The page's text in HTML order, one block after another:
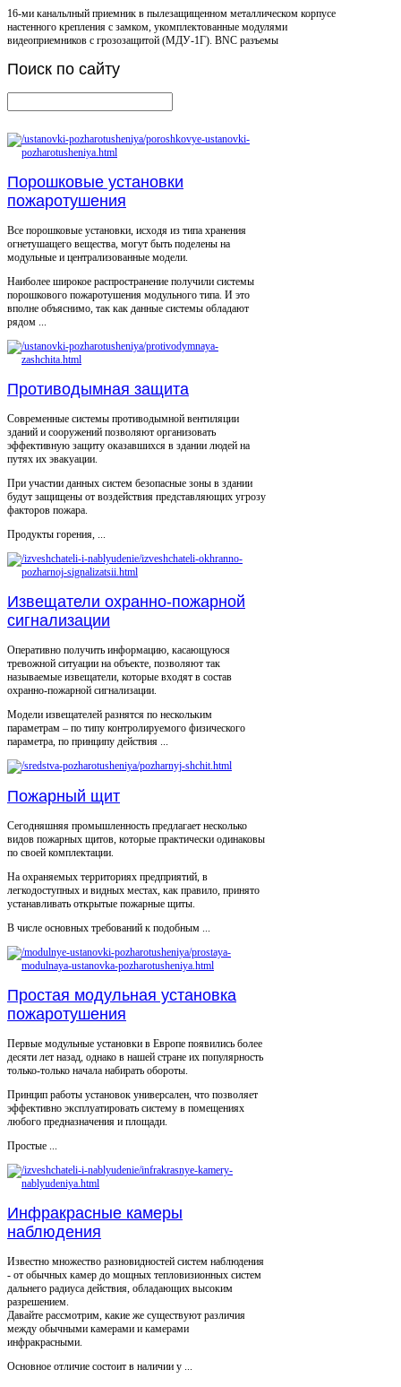
16-ми канальлный приемник в пылезащищенном металлическом корпусе
настенного крепления с замком, укомплектованные модулями
видеоприемников с грозозащитой (МДУ-1Г). BNC разъемы
Поиск по сайту
Порошковые установки
пожаротушения
Все порошковые установки, исходя из типа хранения
огнетушащего вещества, могут быть поделены на
модульные и централизованные модели.
Наиболее широкое распространение получили системы
порошкового пожаротушения модульного типа. И это
вполне объяснимо, так как данные системы обладают
рядом ...
Противодымная защита
Современные системы противодымной вентиляции
зданий и сооружений позволяют организовать
эффективную защиту оказавшихся в здании людей на
путях их эвакуации.
При участии данных систем безопасные зоны в здании
будут защищены от воздействия представляющих угрозу
факторов пожара.
Продукты горения, ...
Извещатели охранно-пожарной
сигнализации
Оперативно получить информацию, касающуюся
тревожной ситуации на объекте, позволяют так
называемые извещатели, которые входят в состав
охранно-пожарной сигнализации.
Модели извещателей разнятся по нескольким
параметрам – по типу контролируемого физического
параметра, по принципу действия ...
Пожарный щит
Сегодняшняя промышленность предлагает несколько
видов пожарных щитов, которые практически одинаковы
по своей комплектации.
На охраняемых территориях предприятий, в
легкодоступных и видных местах, как правило, принято
устанавливать открытые пожарные щиты.
В числе основных требований к подобным ...
Простая модульная установка
пожаротушения
Первые модульные установки в Европе появились более
десяти лет назад, однако в нашей стране их популярность
только-только начала набирать обороты.
Принцип работы установок универсален, что позволяет
эффективно эксплуатировать систему в помещениях
любого предназначения и площади.
Простые ...
Инфракрасные камеры
наблюдения
Известно множество разновидностей систем наблюдения
- от обычных камер до мощных тепловизионных систем
дальнего радиуса действия, обладающих высоким
разрешением.
Давайте рассмотрим, какие же существуют различия
между обычными камерами и камерами
инфракрасными.
Основное отличие состоит в наличии у ...